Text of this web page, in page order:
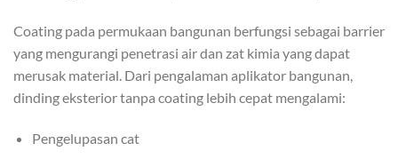
Coating pada permukaan bangunan berfungsi sebagai barrier
yang mengurangi penetrasi air dan zat kimia yang dapat
merusak material. Dari pengalaman aplikator bangunan,
dinding eksterior tanpa coating lebih cepat mengalami:
Pengelupasan cat